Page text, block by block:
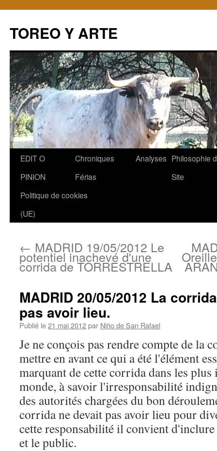
TOREO Y ARTE
Aller
contenu
EDIT O
PINION
Chroniques
Férias
Analyses Philosophie
Site
Politique de cookies
(UE)
← MADRID 19/05/2012 Le
potentiel inachevé d'une
corrida de TORRESTRELLA
MADRID 20/05/2012 La
pas avoir lieu.
Publié le21 mai 2012par Niño de San Rafael
Je ne conçois pas rendre compte de la
mettre en avant ce qui a été l'élément
marquant de cette corrida dans les
monde, à savoir l'irresponsabilité
des autorités chargées du bon
corrida ne devait pas avoir lieu pour
cette responsabilité il convient
et le public.